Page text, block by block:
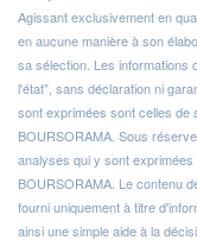
Agissant exclusivement en
en aucune manière à son
sa sélection. Les informations
l'état", sans déclaration ni
sont exprimées sont celles de
BOURSORAMA. Sous
analyses qui y sont
BOURSORAMA. Le contenu
fourni uniquement à titre
ainsi une simple aide à la